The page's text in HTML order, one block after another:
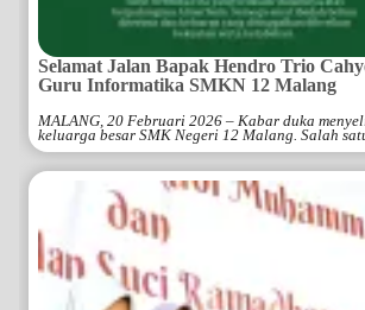
Selamat Jalan Bapak Hendro Trio
Guru Informatika SMKN 12 Malang
MALANG, 20 Februari 2026 – Kabar duka
keluarga besar SMK Negeri 12 Malang. Salah